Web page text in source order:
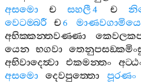
අසමො
ච සහලී4 ච
වෙටම‍්බරී
ච6
අභික‍්කන‍්තවණ‍්ණා
යෙන භගවා
අභිවාදෙත්‍වා
එකමන‍්තං
අසමො
දෙවපුත‍්තො පූරණං